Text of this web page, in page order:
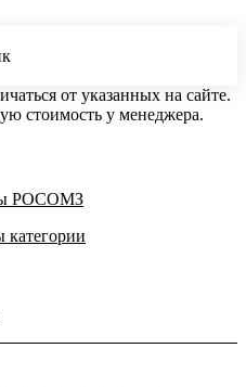
от указанных на сайте.
стоимость у менеджера.
РОСОМЗ
категории